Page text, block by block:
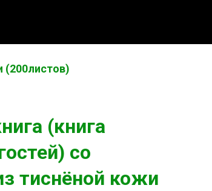
(200листов)
(книга
со
тиснёной кожи